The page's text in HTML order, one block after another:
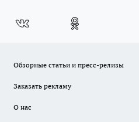
Обзорные статьи и пресс-релизы
Заказать рекламу
О нас